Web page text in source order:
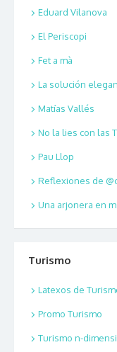
Eduard Vilanova
El Periscopi
Fet a mà
La solución
Matías Vallés
No la lies con las
Pau Llop
Reflexiones de
Una arjonera en
Turismo
Latexos de
Promo Turismo
Turismo n-